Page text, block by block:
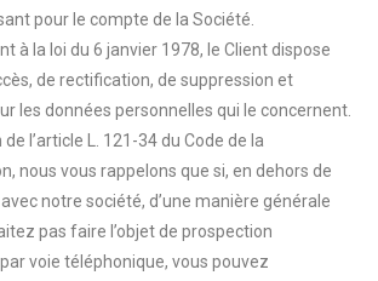
pour le compte de la Société.
à la loi du 6 janvier 1978, le Client dispose
de rectification, de suppression et
les données personnelles qui le concernent.
l’article L. 121-34 du Code de la
nous vous rappelons que si, en dehors de
notre société, d’une manière générale
pas faire l’objet de prospection
voie téléphonique, vous pouvez